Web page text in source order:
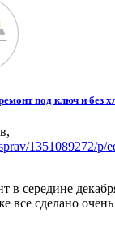
под ключ и без
,
1351089272/p/
в середине
все сделано